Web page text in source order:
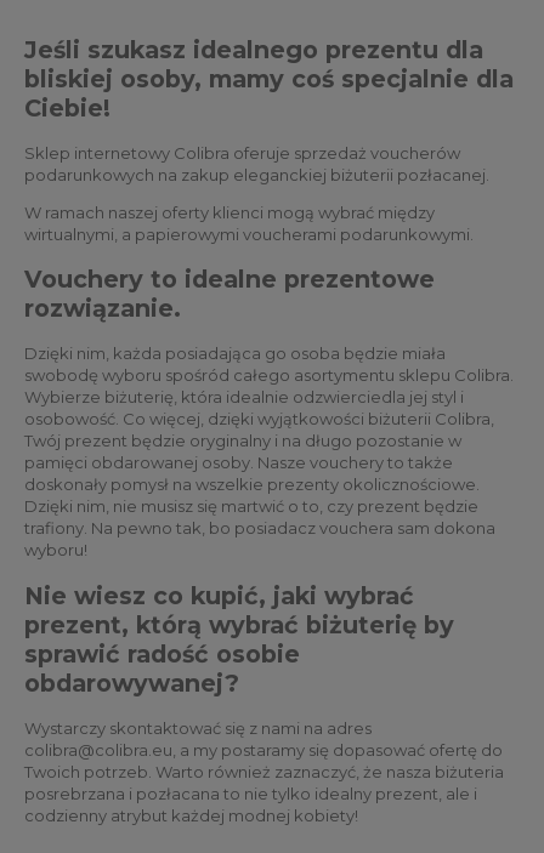
Jeśli szukasz idealnego prezentu dla
bliskiej osoby, mamy coś specjalnie dla
Ciebie!
Sklep internetowy Colibra oferuje sprzedaż voucherów
podarunkowych na zakup eleganckiej biżuterii pozłacanej.
W ramach naszej oferty klienci mogą wybrać między
wirtualnymi, a papierowymi voucherami podarunkowymi.
Vouchery to idealne prezentowe
rozwiązanie.
Dzięki nim, każda posiadająca go osoba będzie miała
swobodę wyboru spośród całego asortymentu sklepu Colibra.
Wybierze biżuterię, która idealnie odzwierciedla jej styl i
osobowość. Co więcej, dzięki wyjątkowości biżuterii Colibra,
Twój prezent będzie oryginalny i na długo pozostanie w
pamięci obdarowanej osoby. Nasze vouchery to także
doskonały pomysł na wszelkie prezenty okolicznościowe.
Dzięki nim, nie musisz się martwić o to, czy prezent będzie
trafiony. Na pewno tak, bo posiadacz vouchera sam dokona
wyboru!
Nie wiesz co kupić, jaki wybrać
prezent, którą wybrać biżuterię by
sprawić radość osobie
obdarowywanej?
Wystarczy skontaktować się z nami na adres
colibra@colibra.eu, a my postaramy się dopasować ofertę do
Twoich potrzeb. Warto również zaznaczyć, że nasza biżuteria
posrebrzana i pozłacana to nie tylko idealny prezent, ale i
codzienny atrybut każdej modnej kobiety!